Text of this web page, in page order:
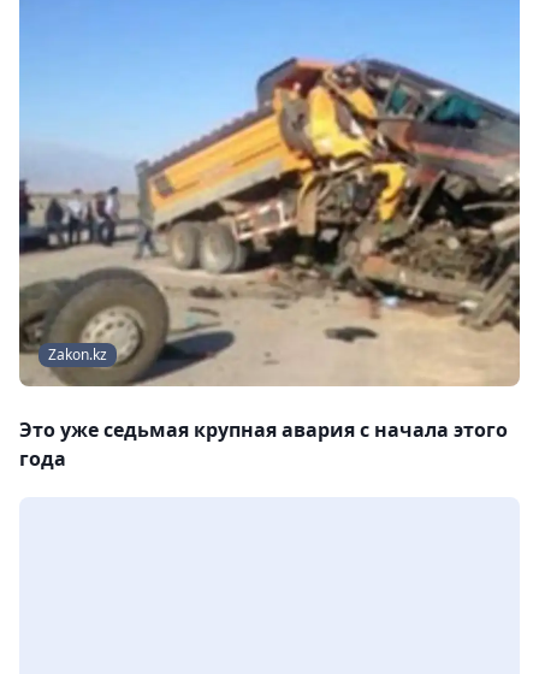
Zakon.kz
Это уже седьмая крупная авария с начала этого
года